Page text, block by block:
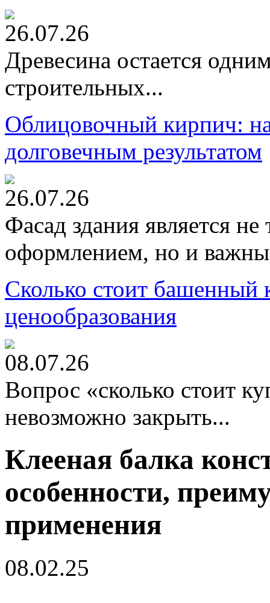
26.07.26
Древесина остается
строительных...
Облицовочный кирпич:
долговечным результатом
26.07.26
Фасад здания является
оформлением, но и
Сколько стоит башенный
ценообразования
08.07.26
Вопрос «сколько стоит
невозможно закрыть...
Клееная балка
особенности,
применения
08.02.25